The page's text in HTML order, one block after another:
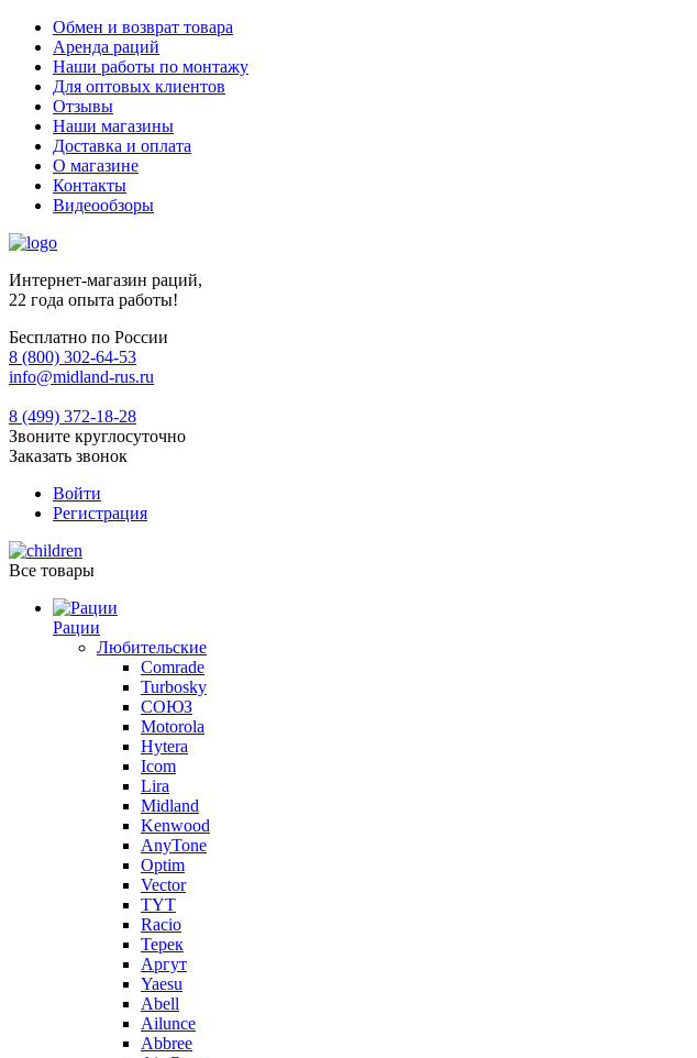
Обмен и возврат товара
Аренда раций
Наши работы по монтажу
Для оптовых клиентов
Отзывы
Наши магазины
Доставка и оплата
О магазине
Контакты
Видеообзоры
Интернет-магазин раций,
22 года опыта работы!
Бесплатно по России
8 (800) 302-64-53
info@midland-rus.ru
8 (499) 372-18-28
Звоните круглосуточно
Заказать звонок
Войти
Регистрация
Все товары
Рации
Любительские
Comrade
Turbosky
СОЮЗ
Motorola
Hytera
Icom
Lira
Midland
Kenwood
AnyTone
Optim
Vector
TYT
Racio
Терек
Аргут
Yaesu
Abell
Ailunce
Abbree